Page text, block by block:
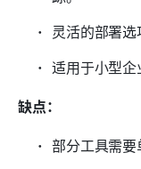
灵活的部署选
适用于小型企
缺点：
部分工具需要